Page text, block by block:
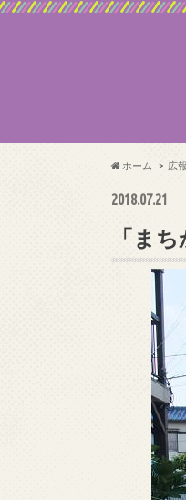
ホーム 広
2018.07.21
「ま